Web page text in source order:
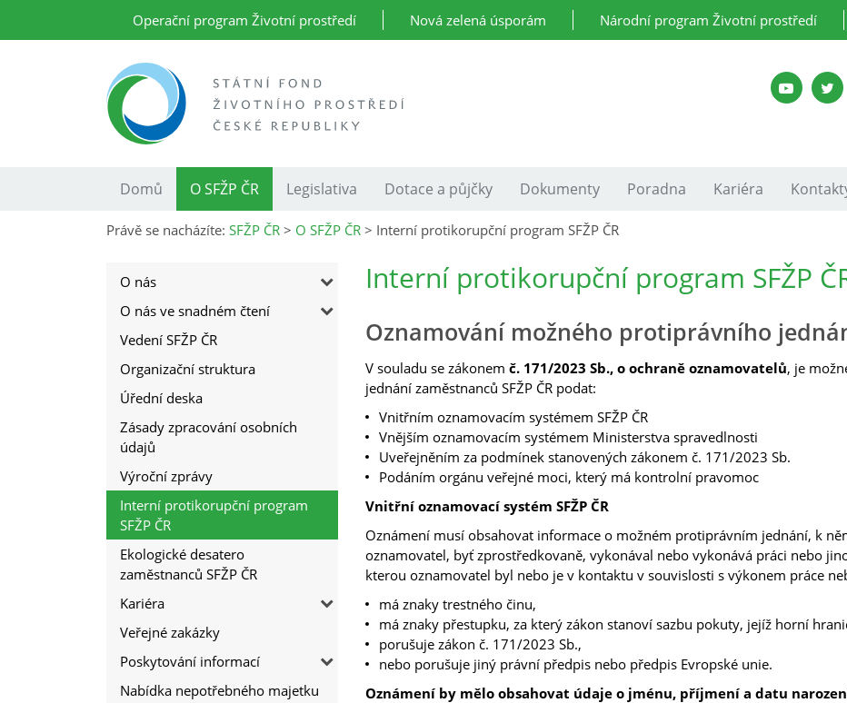
Operační program Životní prostředí Nová zelená úsporám Národní program Životní prostředí
Domů O SFŽP ČR Legislativa Dotace a půjčky Dokumenty Poradna Kariéra
Právě se nacházíte: SFŽP ČR > O SFŽP ČR > Interní protikorupční program SFŽP ČR
O nás
O nás ve snadném čtení
Vedení SFŽP ČR
Organizační struktura
Úřední deska
Zásady zpracování osobních
údajů
Výroční zprávy
Interní protikorupční program
SFŽP ČR
Ekologické desatero
zaměstnanců SFŽP ČR
Kariéra
Veřejné zakázky
Poskytování informací
Nabídka nepotřebného majetku
Interní protikorupční program SFŽP
Oznamování možného protiprávního
V souladu se zákonem č. 171/2023 Sb., o ochraně oznamovatelů, je
jednání zaměstnanců SFŽP ČR podat:
Vnitřním oznamovacím systémem SFŽP ČR
Vnějším oznamovacím systémem Ministerstva spravedlnosti
Uveřejněním za podmínek stanovených zákonem č. 171/2023 Sb.
Podáním orgánu veřejné moci, který má kontrolní pravomoc
Vnitřní oznamovací systém SFŽP ČR
Oznámení musí obsahovat informace o možném protiprávním jednání, k
oznamovatel, byť zprostředkovaně, vykonával nebo vykonává práci nebo
kterou oznamovatel byl nebo je v kontaktu v souvislosti s výkonem práce
má znaky trestného činu,
má znaky přestupku, za který zákon stanoví sazbu pokuty, jejíž horní
porušuje zákon č. 171/2023 Sb.,
nebo porušuje jiný právní předpis nebo předpis Evropské unie.
Oznámení by mělo obsahovat údaje o jménu, příjmení a datu